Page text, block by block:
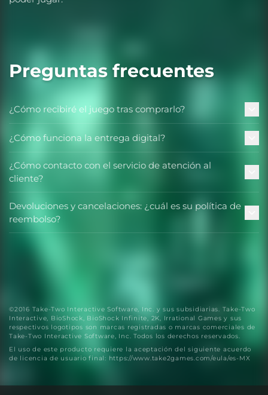
Preguntas frecuentes
¿Cómo recibiré el juego tras comprarlo?
¿Cómo funciona la entrega digital?
¿Cómo contacto con el servicio de atención al
cliente?
Devoluciones y cancelaciones: ¿cuál es su política de
reembolso?
©2016 Take-Two Interactive Software, Inc. y sus subsidiarias. Take-Two
Interactive, BioShock, BioShock Infinite, 2K, Irrational Games y sus
respectivos logotipos son marcas registradas o marcas comerciales de
Take-Two Interactive Software, Inc. Todos los derechos reservados.
El uso de este producto requiere la aceptación del siguiente acuerdo
de licencia de usuario final: https://www.take2games.com/eula/es-MX